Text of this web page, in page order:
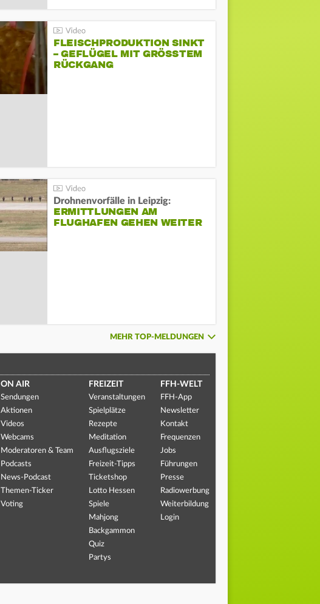
FLEISCHPRODUKTION SINKT
– GEFLÜGEL MIT GRÖSSTEM R
ÜCKGANG
Drohnenvorfälle in Leipzig:
ERMITTLUNGEN AM
FLUGHAFEN GEHEN WEITER
MEHR TOP-MELDUNGEN
ON AIR
Sendungen
Aktionen
Videos
Webcams
Moderatoren & Team
Podcasts
News-Podcast
Themen-Ticker
Voting
FREIZEIT
Veranstaltungen
Spielplätze
Rezepte
Meditation
Ausflugsziele
Freizeit-Tipps
Ticketshop
Lotto Hessen
Spiele
Mahjong
Backgammon
Quiz
Partys
FFH-WELT
FFH-App
Newsletter
Kontakt
Frequenzen
Jobs
Führungen
Presse
Radiowerbung
Weiterbildung
Login